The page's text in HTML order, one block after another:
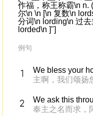
作福，称王称霸\n n.
尔\n \n [\n 复数\n
分词\n lording\n 过
lorded\n ]"]
例句
We bless your
主啊，我们颂扬
We ask this
奉主之名而求，